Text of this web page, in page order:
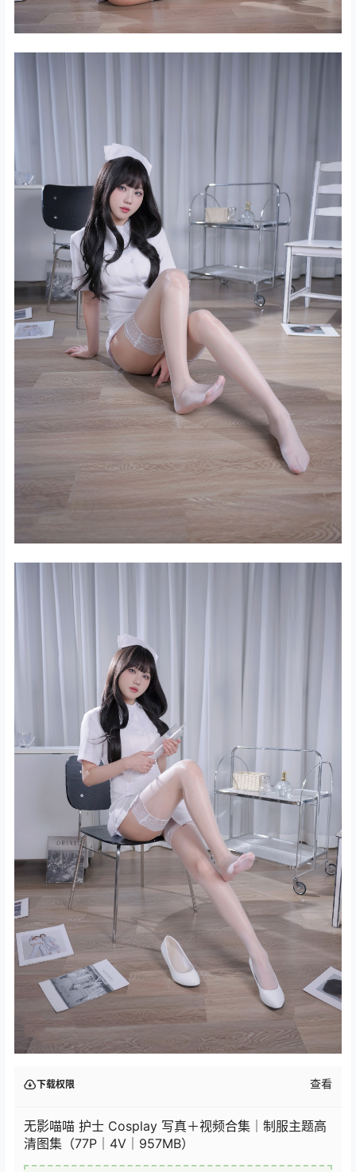
下载权限 查看
无影喵喵 护士 Cosplay 写真＋视频合集｜制服主题高
清图集（77P｜4V｜957MB）